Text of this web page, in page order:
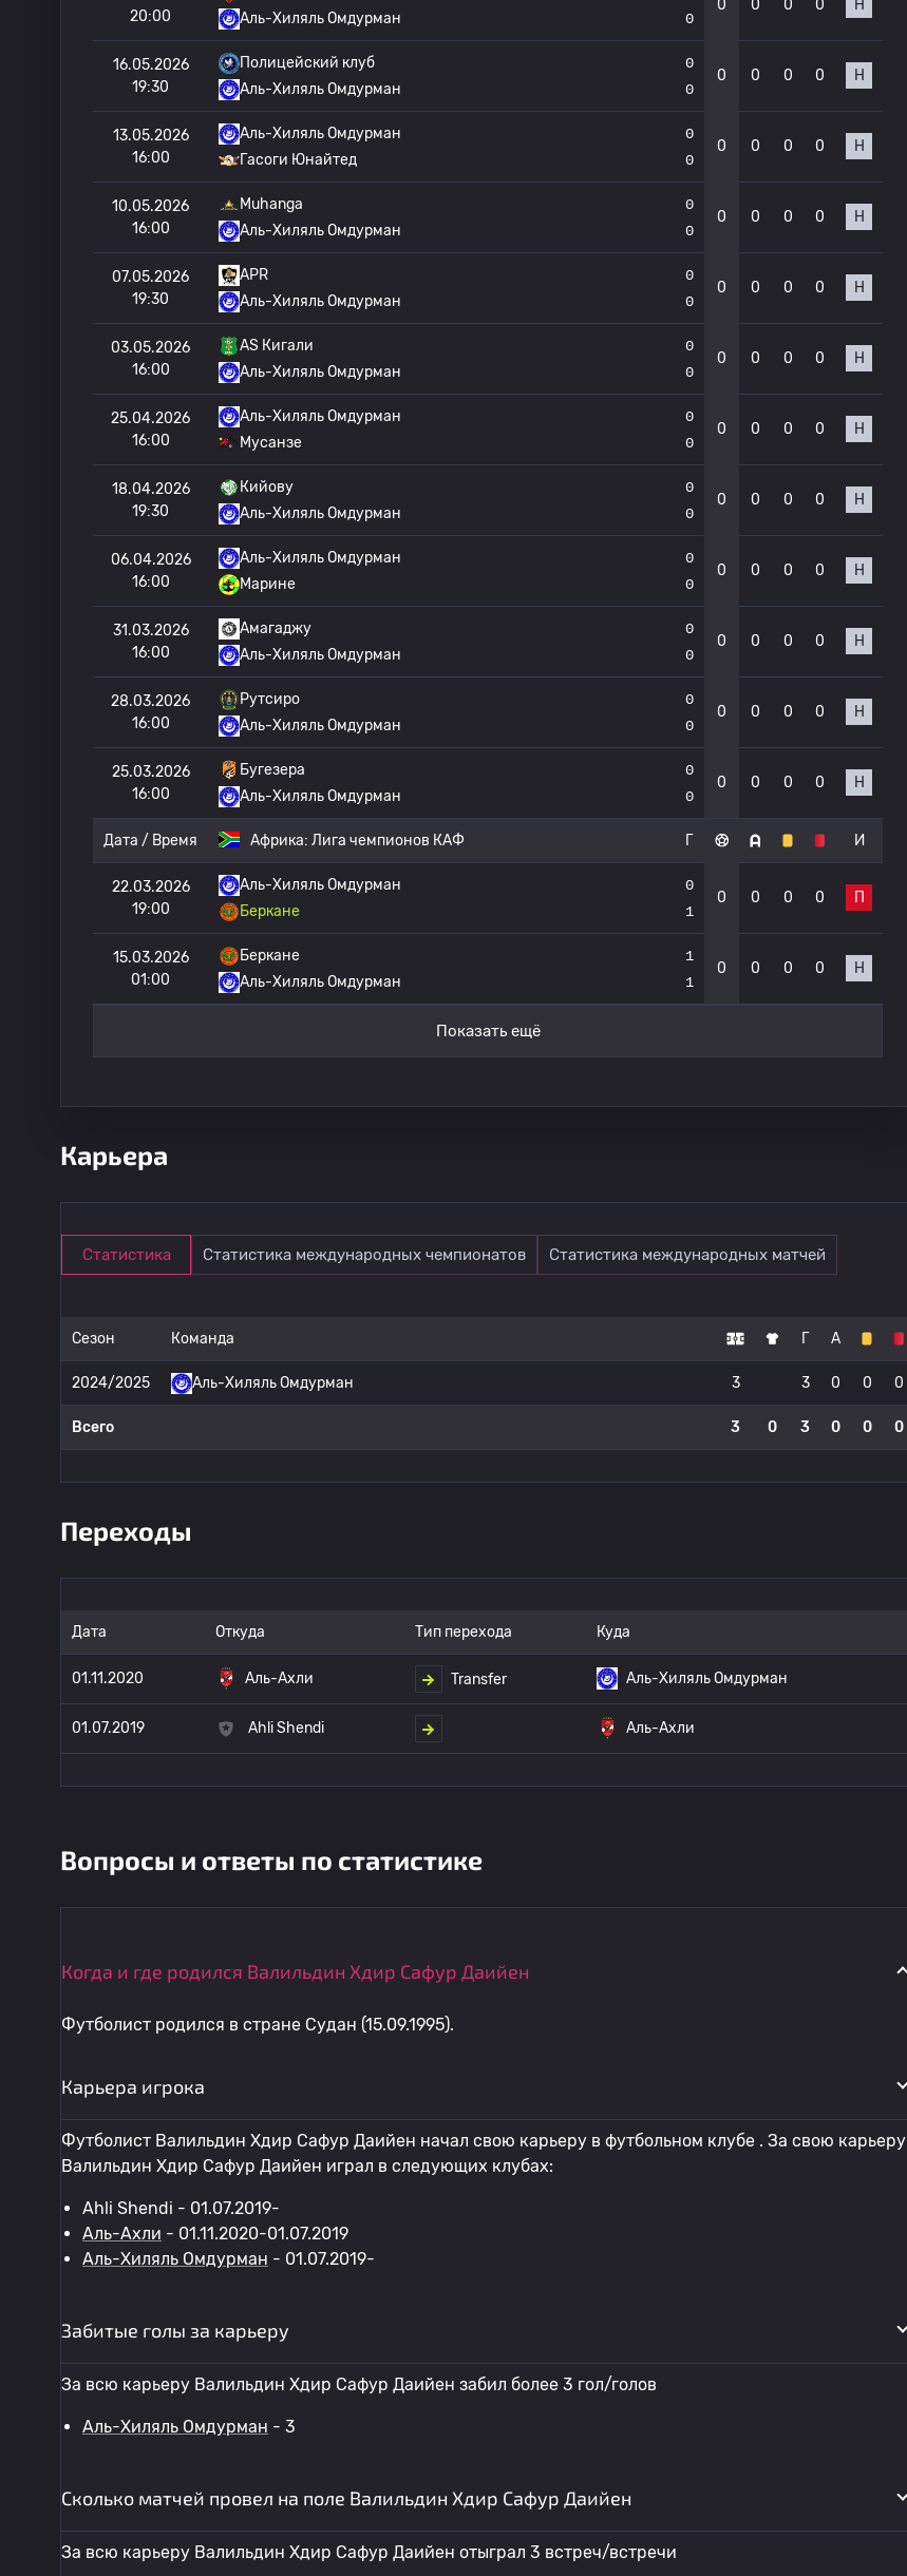
20:00
Аль-Хиляль Омдурман
0
0 0 0 0 Н
16.05.2026
19:30
Полицейский клуб
Аль-Хиляль Омдурман
0
0
0 0 0 0 Н
13.05.2026
16:00
Аль-Хиляль Омдурман
Гасоги Юнайтед
0
0
0 0 0 0 Н
10.05.2026
16:00
Muhanga
Аль-Хиляль Омдурман
0
0
0 0 0 0 Н
07.05.2026
19:30
APR
Аль-Хиляль Омдурман
0
0
0 0 0 0 Н
03.05.2026
16:00
AS Кигали
Аль-Хиляль Омдурман
0
0
0 0 0 0 Н
25.04.2026
16:00
Аль-Хиляль Омдурман
Мусанзе
0
0
0 0 0 0 Н
18.04.2026
19:30
Кийову
Аль-Хиляль Омдурман
0
0
0 0 0 0 Н
06.04.2026
16:00
Аль-Хиляль Омдурман
Марине
0
0
0 0 0 0 Н
31.03.2026
16:00
Амагаджу
Аль-Хиляль Омдурман
0
0
0 0 0 0 Н
28.03.2026
16:00
Рутсиро
Аль-Хиляль Омдурман
0
0
0 0 0 0 Н
25.03.2026
16:00
Бугезера
Аль-Хиляль Омдурман
0
0
0 0 0 0 Н
Дата / Время Африка: Лига чемпионов КАФ Г И
22.03.2026
19:00
Аль-Хиляль Омдурман
Беркане
0
1
0 0 0 0 П
15.03.2026
01:00
Беркане
Аль-Хиляль Омдурман
1
1
0 0 0 0 Н
Показать ещё
Карьера
Статистика Статистика международных чемпионатов Статистика международных матчей
Сезон Команда Г А
2024/2025 Аль-Хиляль Омдурман 3 3 0 0 0
Всего 3 0 3 0 0 0
Переходы
Дата Откуда Тип перехода Куда
01.11.2020 Аль-Ахли Transfer Аль-Хиляль Омдурман
01.07.2019 Ahli Shendi Аль-Ахли
Вопросы и ответы по статистике
Когда и где родился Валильдин Хдир Сафур Даийен
Футболист родился в стране Судан (15.09.1995).
Карьера игрока
Футболист Валильдин Хдир Сафур Даийен начал свою карьеру в футбольном клубе . За свою карьеру
Валильдин Хдир Сафур Даийен играл в следующих клубах:
Ahli Shendi - 01.07.2019-
Аль-Ахли - 01.11.2020-01.07.2019
Аль-Хиляль Омдурман - 01.07.2019-
Забитые голы за карьеру
За всю карьеру Валильдин Хдир Сафур Даийен забил более 3 гол/голов
Аль-Хиляль Омдурман - 3
Сколько матчей провел на поле Валильдин Хдир Сафур Даийен
За всю карьеру Валильдин Хдир Сафур Даийен отыграл 3 встреч/встречи